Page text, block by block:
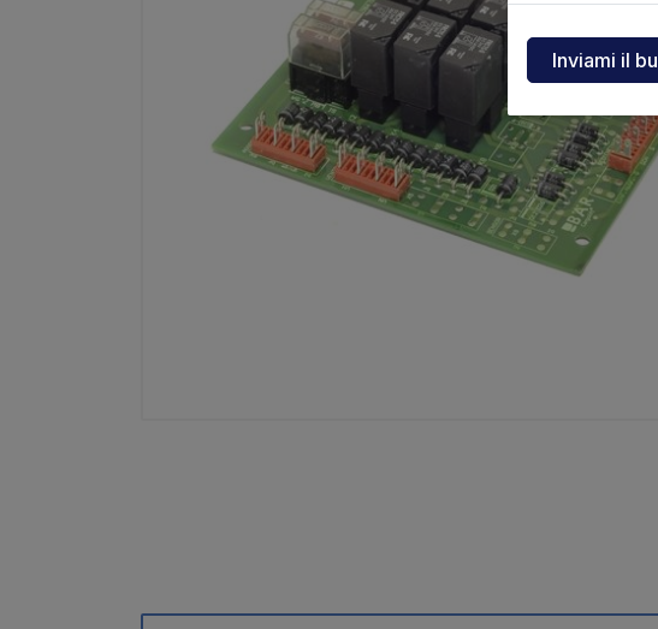
Centraline
Esplosi ricambi
Dhollandia
Elefantcar
MBB
MIR sponde
Palfinger